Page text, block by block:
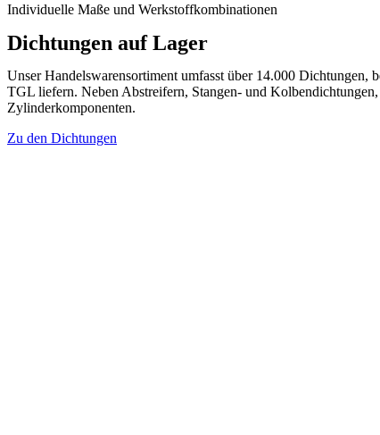
Individuelle Maße und Werkstoffkombinationen
Dichtungen auf Lager
Unser Handelswarensortiment umfasst über 14.000
TGL liefern. Neben Abstreifern, Stangen- und
Zylinderkomponenten.
Zu den Dichtungen